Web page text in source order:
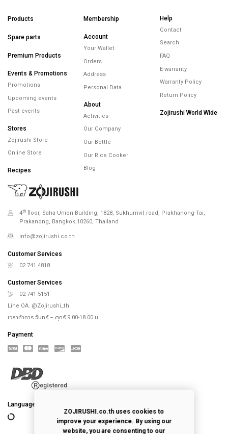
Products
Spare parts
Premium Products
Events & Promotions
Promotions
Upcoming events
Past events
Stores
Zojirushi Store
Online Store
Recipes
Membership
Account
Your Wallet
Orders
Address
Personal Data
About
Activities
Our Company
Our Bottle
Our Rice Cooker
Blog
Help
Contact
Search
FAQ
E-warranty
Warranty Policy
Return Policy
Zojirushi World Wide
4th floor, Saha-Union Building, 1828, Sukhumvit road, Prakhanong-Tai,
Prakanong, Bangkok,10260, Thailand
info@zojirushi.co.th
Customer Services
02 741 4818
Customer Services
02 741 5151
Line OA. @Zojirushi_th
เวลาทำการ จันทร์ – ศุกร์ 9.00-18.00 น.
Payment
Language
ZOJIRUSHI.co.th uses cookies to
improve your experience. By using our
website, you are consenting to our